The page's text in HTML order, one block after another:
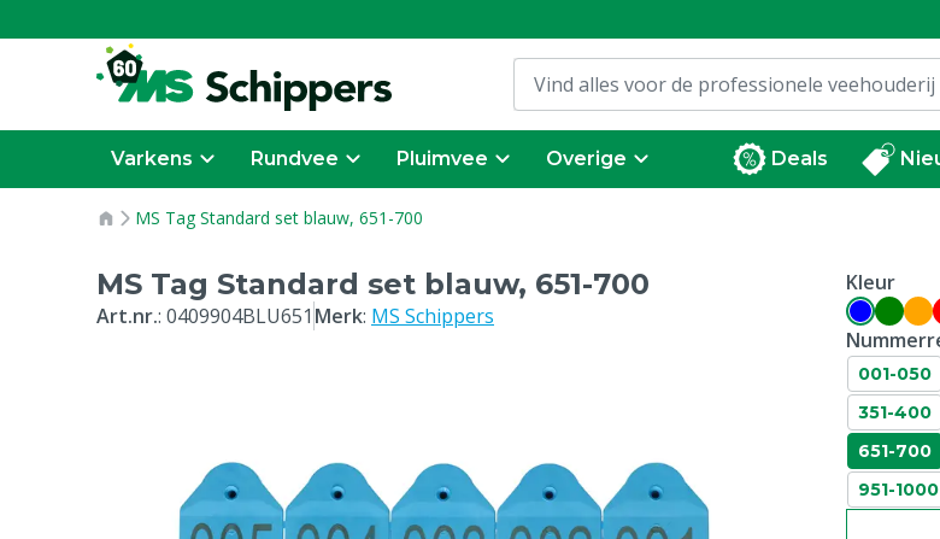
Varkens Rundvee Pluimvee Overige Deals
MS Tag Standard set blauw, 651-700
MS Tag Standard set blauw, 651-700
Art.nr.: 0409904BLU651 Merk: MS Schippers
Kleur
001-050
351-400
651-700
951-1000